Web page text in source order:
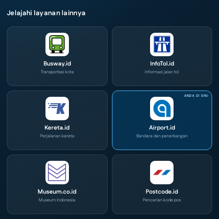
Jelajahi layanan lainnya
Busway.id
Transportasi kota
InfoTol.id
Informasi jalan tol
Kereta.id
Perjalanan kereta
Airport.id
Bandara dan penerbangan
Museum.co.id
Museum Indonesia
Postcode.id
Pencarian kode pos